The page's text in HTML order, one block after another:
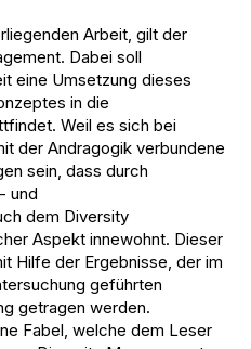
Arbeit, gilt der
Dabei soll
eine Umsetzung dieses
in die
Weil es sich bei
der Andragogik verbundene
sein, dass durch
und
dem Diversity
Aspekt innewohnt. Dieser
Hilfe der Ergebnisse, der im
geführten
getragen werden.
Fabel, welche dem Leser